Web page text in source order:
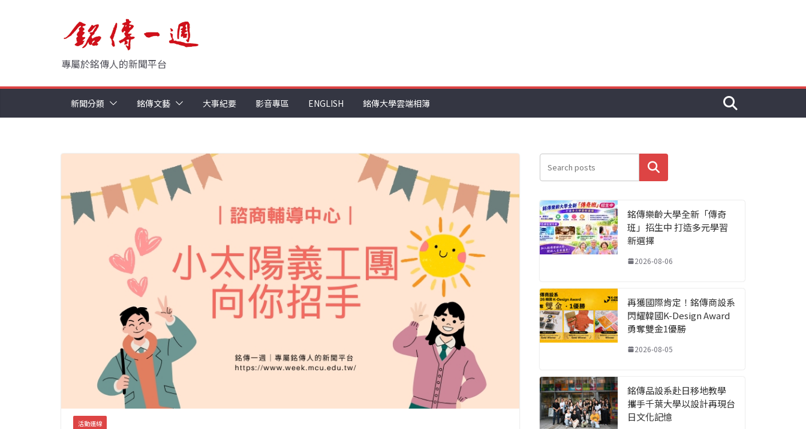
專屬於銘傳人的新聞平台
新聞分類 銘傳文藝 大事紀要 影音專區 ENGLISH 銘傳大學雲端相簿
活動連線
搜尋
銘傳樂齡大學全新「傳奇
班」招生中 打造多元學習
新選擇
2026-08-06
再獲國際肯定！銘傳商設系
閃耀韓國K-Design Award
勇奪雙金1優勝
2026-08-05
銘傳品設系赴日移地教學
攜手千葉大學以設計再現台
日文化記憶